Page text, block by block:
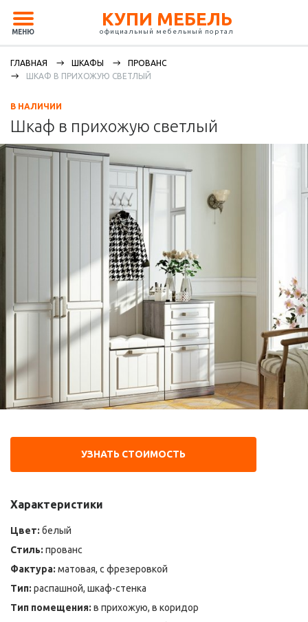
МЕНЮ
КУПИ МЕБЕЛЬ
официальный мебельный портал
ГЛАВНАЯ ШКАФЫ
ПРОВАНС
ШКАФ В ПРИХОЖУЮ СВЕТЛЫЙ
В НАЛИЧИИ
Шкаф в прихожую светлый
УЗНАТЬ СТОИМОСТЬ
Характеристики
Цвет: белый
Стиль: прованс
Фактура: матовая, с фрезеровкой
Тип: распашной, шкаф-стенка
Тип помещения: в прихожую, в коридор